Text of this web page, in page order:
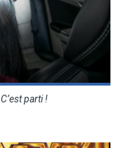
C’est parti !